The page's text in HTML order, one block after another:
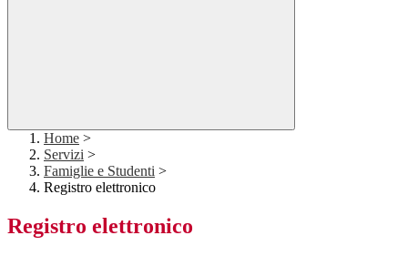
Home >
Servizi >
Famiglie e Studenti >
Registro elettronico
Registro elettronico